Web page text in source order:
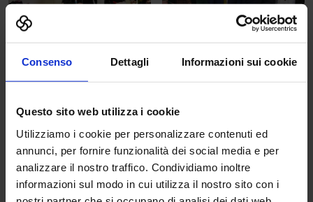
Consenso Dettagli Informazioni sui cookie
Questo sito web utilizza i cookie
Utilizziamo i cookie per personalizzare contenuti ed
annunci, per fornire funzionalità dei social media e per
analizzare il nostro traffico. Condividiamo inoltre
informazioni sul modo in cui utilizza il nostro sito con i